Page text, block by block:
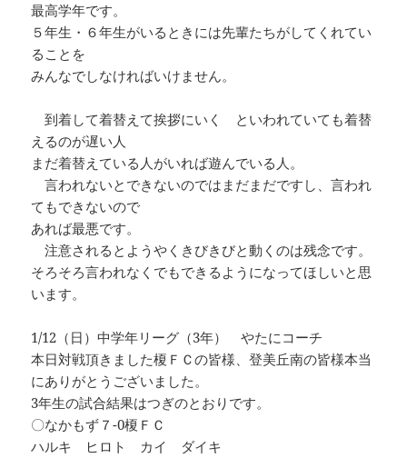
最高学年です。
５年生・６年生がいるときには先輩たちがしてくれてい
ることを
みんなでしなければいけません。
到着して着替えて挨拶にいく といわれていても着替
えるのが遅い人
まだ着替えている人がいれば遊んでいる人。
言われないとできないのではまだまだですし、言われ
てもできないので
あれば最悪です。
注意されるとようやくきびきびと動くのは残念です。
そろそろ言われなくでもできるようになってほしいと思
います。
1/12（日）中学年リーグ（3年） やたにコーチ
本日対戦頂きました榎ＦＣの皆様、登美丘南の皆様本当
にありがとうございました。
3年生の試合結果はつぎのとおりです。
〇なかもず７-0榎ＦＣ
ハルキ ヒロト カイ ダイキ